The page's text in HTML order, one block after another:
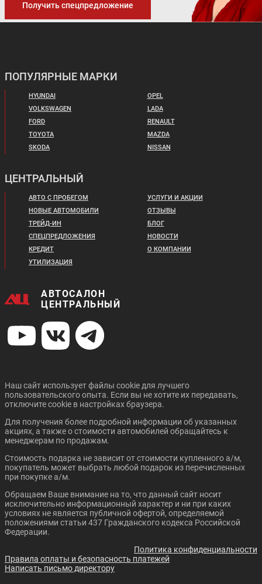
Получить спецпредложение
ПОПУЛЯРНЫЕ МАРКИ
HYUNDAI
VOLKSWAGEN
FORD
TOYOTA
SKODA
OPEL
LADA
RENAULT
MAZDA
NISSAN
ЦЕНТРАЛЬНЫЙ
АВТО С ПРОБЕГОМ
НОВЫЕ АВТОМОБИЛИ
ТРЕЙД-ИН
СПЕЦПРЕДЛОЖЕНИЯ
КРЕДИТ
УТИЛИЗАЦИЯ
УСЛУГИ И АКЦИИ
ОТЗЫВЫ
БЛОГ
НОВОСТИ
О КОМПАНИИ
АВТОСАЛОН
ЦЕНТРАЛЬНЫЙ
Наш сайт использует файлы cookie для лучшего
пользовательского опыта. Если вы не хотите их передавать,
отключите cookie в настройках браузера.
Для получения более подробной информации об указанных
акциях, а также о стоимости автомобилей обращайтесь к
менеджерам по продажам.
Стоимость подарка не зависит от стоимости купленного а/м,
покупатель может выбрать любой подарок из перечисленных
при покупке а/м.
Обращаем Ваше внимание на то, что данный сайт носит
исключительно информационный характер и ни при каких
условиях не является публичной офертой, определяемой
положениями статьи 437 Гражданского кодекса Российской
Федерации.
Политика конфиденциальности
Правила оплаты и безопасность платежей
Написать письмо директору